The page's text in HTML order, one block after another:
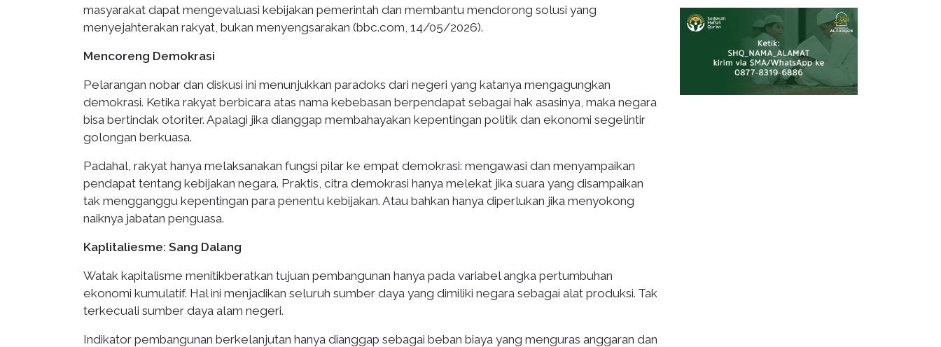
masyarakat dapat mengevaluasi kebijakan pemerintah dan membantu mendorong solusi yang
menyejahterakan rakyat, bukan menyengsarakan (bbc.com, 14/05/2026).
Mencoreng Demokrasi
Pelarangan nobar dan diskusi ini menunjukkan paradoks dari negeri yang katanya mengagungkan
demokrasi. Ketika rakyat berbicara atas nama kebebasan berpendapat sebagai hak asasinya, maka negara
bisa bertindak otoriter. Apalagi jika dianggap membahayakan kepentingan politik dan ekonomi segelintir
golongan berkuasa.
Padahal, rakyat hanya melaksanakan fungsi pilar ke empat demokrasi: mengawasi dan menyampaikan
pendapat tentang kebijakan negara. Praktis, citra demokrasi hanya melekat jika suara yang disampaikan
tak mengganggu kepentingan para penentu kebijakan. Atau bahkan hanya diperlukan jika menyokong
naiknya jabatan penguasa.
Kaplitaliesme: Sang Dalang
Watak kapitalisme menitikberatkan tujuan pembangunan hanya pada variabel angka pertumbuhan
ekonomi kumulatif. Hal ini menjadikan seluruh sumber daya yang dimiliki negara sebagai alat produksi. Tak
terkecuali sumber daya alam negeri.
Indikator pembangunan berkelanjutan hanya dianggap sebagai beban biaya yang menguras anggaran dan